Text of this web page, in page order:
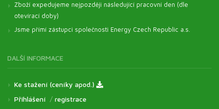
Zboží expedujeme nejpozději následující pracovní den (dle
otevírací doby)
Jsme přímí zástupci společnosti Energy Czech Republic a.s.
DALŠÍ INFORMACE
Ke stažení (ceníky apod.)
Přihlášení / registrace